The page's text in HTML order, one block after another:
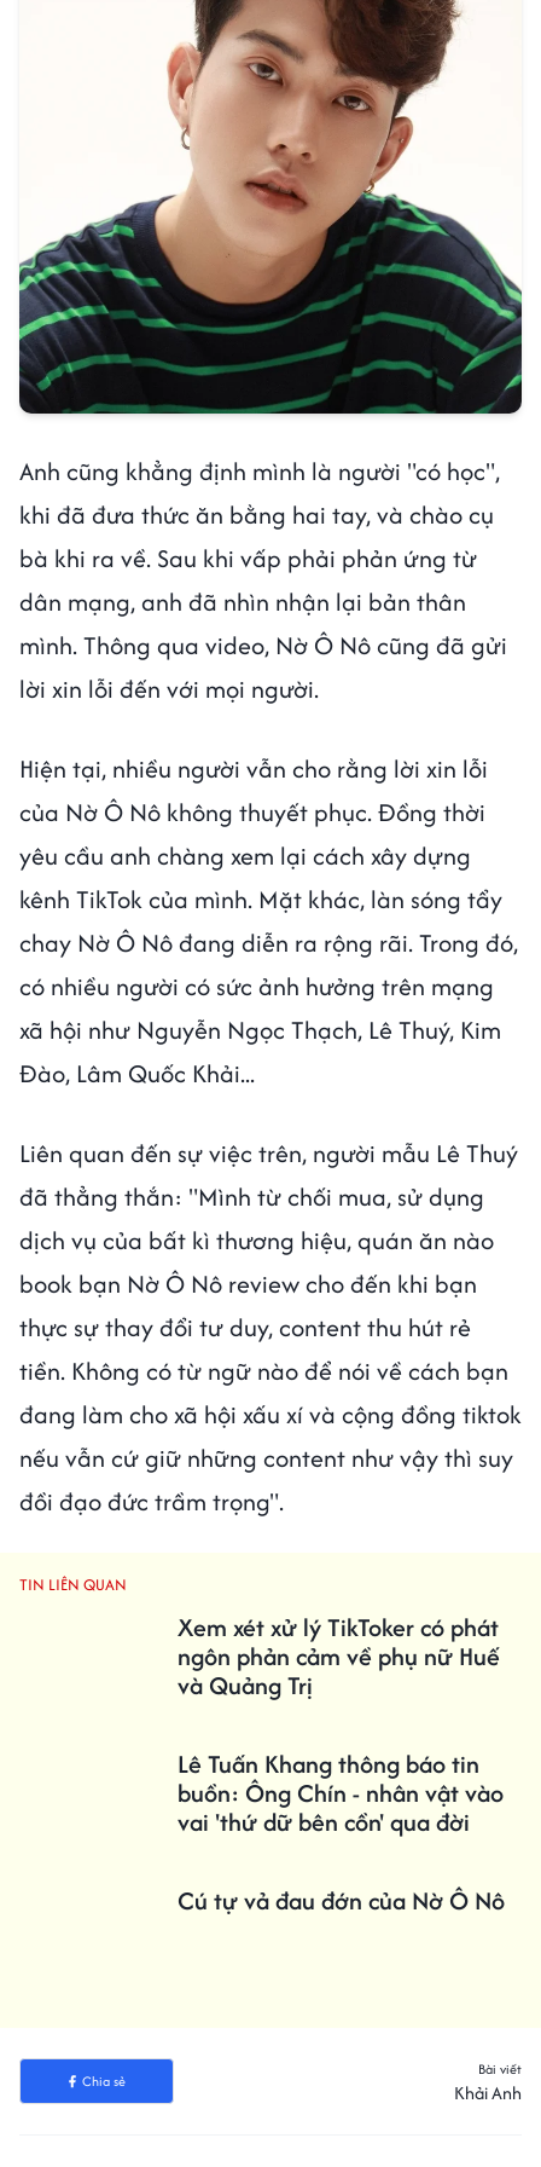
Anh cũng khẳng định mình là người "có học",
khi đã đưa thức ăn bằng hai tay, và chào cụ
bà khi ra về. Sau khi vấp phải phản ứng từ
dân mạng, anh đã nhìn nhận lại bản thân
mình. Thông qua video, Nờ Ô Nô cũng đã gửi
lời xin lỗi đến với mọi người.
Hiện tại, nhiều người vẫn cho rằng lời xin lỗi
của Nờ Ô Nô không thuyết phục. Đồng thời
yêu cầu anh chàng xem lại cách xây dựng
kênh TikTok của mình. Mặt khác, làn sóng tẩy
chay Nờ Ô Nô đang diễn ra rộng rãi. Trong đó,
có nhiều người có sức ảnh hưởng trên mạng
xã hội như Nguyễn Ngọc Thạch, Lê Thuý, Kim
Đào, Lâm Quốc Khải...
Liên quan đến sự việc trên, người mẫu Lê Thuý
đã thẳng thắn: "Mình từ chối mua, sử dụng
dịch vụ của bất kì thương hiệu, quán ăn nào
book bạn Nờ Ô Nô review cho đến khi bạn
thực sự thay đổi tư duy, content thu hút rẻ
tiền. Không có từ ngữ nào để nói về cách bạn
đang làm cho xã hội xấu xí và cộng đồng tiktok
nếu vẫn cứ giữ những content như vậy thì suy
đồi đạo đức trầm trọng".
TIN LIÊN QUAN
Xem xét xử lý TikToker có phát
ngôn phản cảm về phụ nữ Huế
và Quảng Trị
Lê Tuấn Khang thông báo tin
buồn: Ông Chín - nhân vật vào
vai 'thứ dữ bên cồn' qua đời
Cú tự vả đau đớn của Nờ Ô Nô
Chia sẻ
Bài viết
Khải Anh